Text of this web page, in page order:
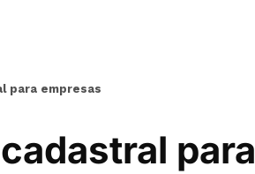
para empresas
para